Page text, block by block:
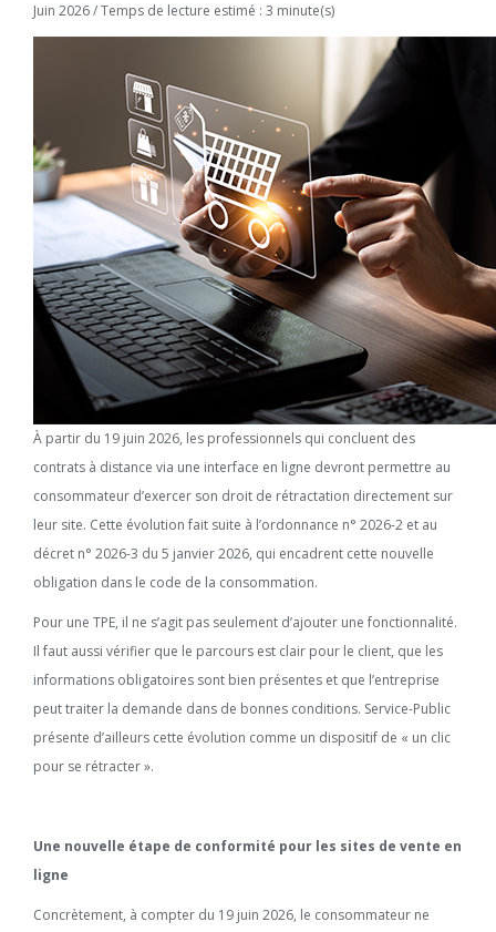
Juin 2026 / Temps de lecture estimé : 3 minute(s)
À partir du 19 juin 2026, les professionnels qui concluent des
contrats à distance via une interface en ligne devront permettre au
consommateur d’exercer son droit de rétractation directement sur
leur site. Cette évolution fait suite à l’ordonnance n° 2026-2 et au
décret n° 2026-3 du 5 janvier 2026, qui encadrent cette nouvelle
obligation dans le code de la consommation.
Pour une TPE, il ne s’agit pas seulement d’ajouter une fonctionnalité.
Il faut aussi vérifier que le parcours est clair pour le client, que les
informations obligatoires sont bien présentes et que l’entreprise
peut traiter la demande dans de bonnes conditions. Service-Public
présente d’ailleurs cette évolution comme un dispositif de « un clic
pour se rétracter ».
Une nouvelle étape de conformité pour les sites de vente en
ligne
Concrètement, à compter du 19 juin 2026, le consommateur ne